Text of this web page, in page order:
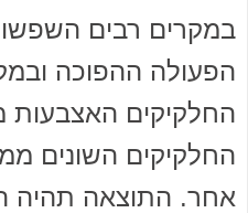
במקרים רבים
הפעולה ההפוכה
החלקיקים האצבעות
החלקיקים השונים
אחר. התוצאה תהיה